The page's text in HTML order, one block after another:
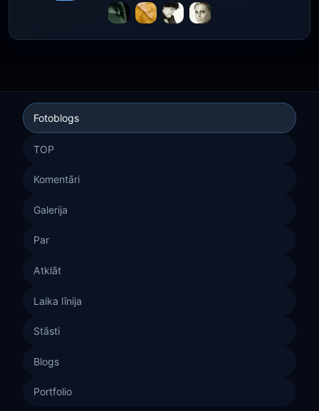
Fotoblogs
TOP
Komentāri
Galerija
Par
Atklāt
Laika līnija
Stāsti
Blogs
Portfolio